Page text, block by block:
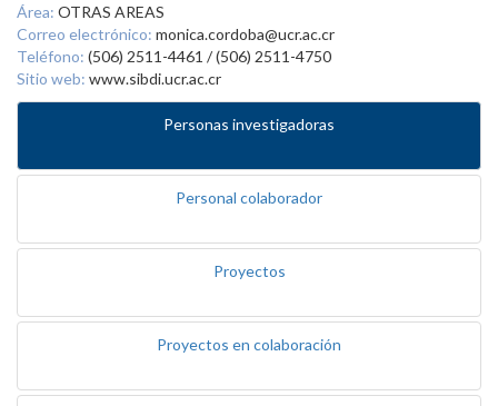
Área: OTRAS AREAS
Correo electrónico: monica.cordoba@ucr.ac.cr
Teléfono: (506) 2511-4461 / (506) 2511-4750
Sitio web: www.sibdi.ucr.ac.cr
Personas investigadoras
Personal colaborador
Proyectos
Proyectos en colaboración